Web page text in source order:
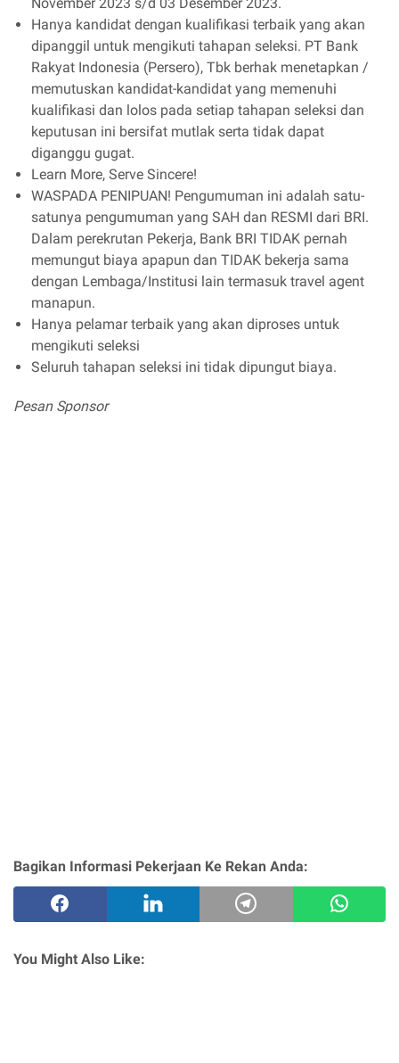
Hanya kandidat dengan kualifikasi terbaik yang akan
dipanggil untuk mengikuti tahapan seleksi. PT Bank
Rakyat Indonesia (Persero), Tbk berhak menetapkan /
memutuskan kandidat-kandidat yang memenuhi
kualifikasi dan lolos pada setiap tahapan seleksi dan
keputusan ini bersifat mutlak serta tidak dapat
diganggu gugat.
Learn More, Serve Sincere!
WASPADA PENIPUAN! Pengumuman ini adalah satu-
satunya pengumuman yang SAH dan RESMI dari BRI.
Dalam perekrutan Pekerja, Bank BRI TIDAK pernah
memungut biaya apapun dan TIDAK bekerja sama
dengan Lembaga/Institusi lain termasuk travel agent
manapun.
Hanya pelamar terbaik yang akan diproses untuk
mengikuti seleksi
Seluruh tahapan seleksi ini tidak dipungut biaya.
Pesan Sponsor
Bagikan Informasi Pekerjaan Ke Rekan Anda:
You Might Also Like: